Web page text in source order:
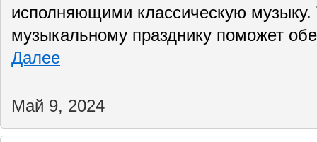
исполняющими классическую
музыкальному празднику поможет
Далее
Май 9, 2024